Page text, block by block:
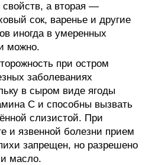
свойств, а вторая —
сок, варенье и другие
иногда в умеренных
можно.
при остром
заболеваниях
в сыром виде ягоды
C и способны вызвать
слизистой. При
и язвенной болезни прием
запрещен, но разрешено
масло.